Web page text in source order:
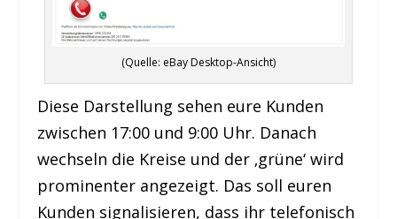
(Quelle: eBay Desktop-Ansicht)
Diese Darstellung sehen eure Kunden
zwischen 17:00 und 9:00 Uhr. Danach
wechseln die Kreise und der ‚grüne‘ wird
prominenter angezeigt. Das soll euren
Kunden signalisieren, dass ihr telefonisch